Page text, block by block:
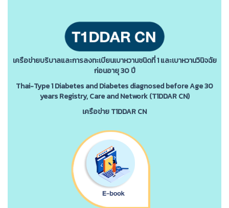
เครือข่ายบริบาลและการลงทะเบียนเบาหวานชนิดที่ 1 และเบาหวานวินิจฉัย
ก่อนอายุ 30 ปี
Thai-Type 1 Diabetes and Diabetes diagnosed before Age 30
years Registry, Care and Network (T1DDAR CN)
เครือข่าย T1DDAR CN